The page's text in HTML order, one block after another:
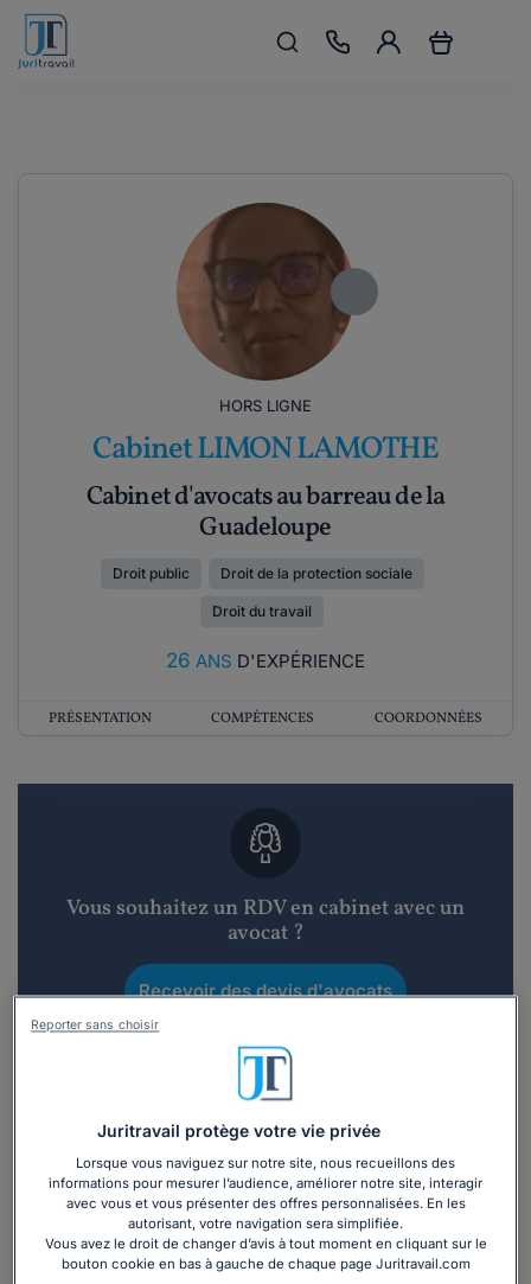
HORS LIGNE
Cabinet LIMON LAMOTHE
Cabinet d'avocats au barreau de la
Guadeloupe
Droit public Droit de la protection sociale
Droit du travail
26 ANS D'EXPÉRIENCE
PRÉSENTATION COMPÉTENCES COORDONNÉES
Vous souhaitez un RDV en cabinet avec un
avocat ?
Recevoir des devis d'avocats
3 devis en 48h
Vous souhaitez une consultation par
téléphone ?
Juritravail protège votre vie privée
Lorsque vous naviguez sur notre site, nous recueillons des
informations pour mesurer l’audience, améliorer notre site, interagir
avec vous et vous présenter des offres personnalisées. En les
autorisant, votre navigation sera simplifiée.
Vous avez le droit de changer d’avis à tout moment en cliquant sur le
bouton cookie en bas à gauche de chaque page Juritravail.com
Reporter sans choisir